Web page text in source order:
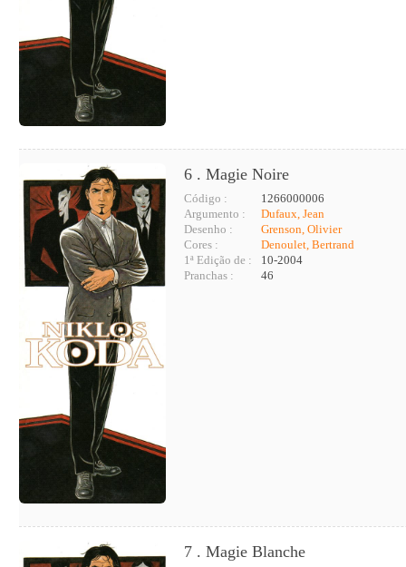
6 . Magie Noire
Código :
1266000006
Argumento :
Dufaux, Jean
Desenho :
Grenson, Olivier
Cores :
Denoulet, Bertrand
1ª Edição de :
10-2004
Pranchas :
46
7 . Magie Blanche